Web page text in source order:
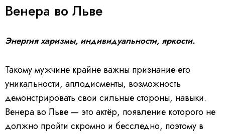
Венера во Льве
Энергия харизмы, индивидуальности, яркости.
Такому мужчине крайне важны признание его
уникальности, аплодисменты, возможность
демонстрировать свои сильные стороны, навыки.
Венера во Льве — это актёр, появление которого не
должно пройти скромно и бесследно, поэтому в